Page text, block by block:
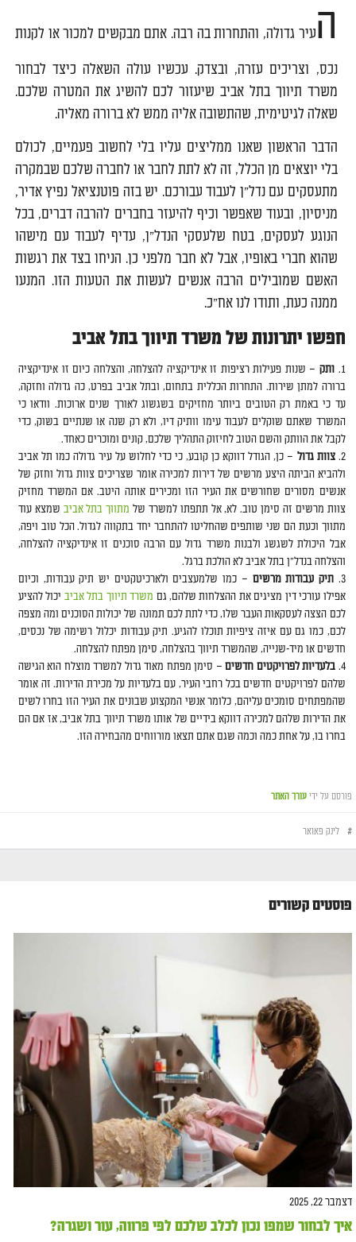
העיר גדולה, והתחרות בה רבה. אתם מבקשים למכור או לקנות
נכס, וצריכים עזרה, ובצדק. עכשיו עולה השאלה כיצד לבחור
משרד תיווך בתל אביב שיעזור לכם להשיג את המטרה שלכם.
שאלה לגיטימית, שהתשובה אליה ממש לא ברורה מאליה.
הדבר הראשון שאנו ממליצים עליו בלי לחשוב פעמיים, לכולם
בלי יוצאים מן הכלל, זה לא לתת לחבר או לחברה שלכם שבמקרה
מתעסקים עם נדל"ן לעבוד עבורכם. יש בזה פוטנציאל נפיץ אדיר,
מניסיון, ובעוד שאפשר וכיף להיעזר בחברים להרבה דברים, בכל
הנוגע לעסקים, בטח שלעסקי הנדל"ן, עדיף לעבוד עם מישהו
שהוא חברי באופיו, אבל לא חבר מלפני כן. הניחו בצד את רגשות
האשם שמובילים הרבה אנשים לעשות את הטעות הזו. המנעו
ממנה כעת, ותודו לנו אח"כ.
חפשו יתרונות של משרד תיווך בתל אביב
ותק– שנות פעילות רציפות זו אינדיקציה להצלחה, והצלחה כיום זו אינדיקציה
ברורה למתן שירות. התחרות הכללית בתחום, ובתל אביב בפרט, כה גדולה וחזקה,
עד כי באמת רק הטובים ביותר מחזיקים בשגשוג לאורך שנים ארוכות. וודאו כי
המשרד שאתם שוקלים לעבוד עימו וותיק דיו, ולא רק שנה או שנתיים בשוק, כדי
לקבל את הוותק והשם הטוב לחיזוק התהליך שלכם, קונים ומוכרים כאחד.
צוות גדול – כן, הגודל דווקא כן קובע, כי כדי לחלוש על עיר גדולה כמו תל אביב
ולהביא הביתה היצע מרשים של דירות למכירה אומר שצריכים צוות גדול וחזק של
אנשים מסורים שחורשים את העיר הזו ומכירים אותה היטב. אם המשרד מחזיק
צוות מרשים זה סימן טוב. לא, אל תתפתו למשרד של מתווך בתל אביב שמצא עוד
מתווך וכעת הם שני שותפים שהחליטו להתחבר יחד בתקווה לגדול. הכל טוב ויפה,
אבל היכולת לשגשג ולבנות משרד גדול עם הרבה סוכנים זו אינדיקציה להצלחה,
והצלחה בנדל"ן בתל אביב לא הולכת ברגל.
תיק עבודות מרשים – כמו שלמעצבים ולארכיטקטים יש תיק עבודות, וכיום
אפילו עורכי דין מציגים את ההצלחות שלהם, גם משרד תיווך בתל אביב יכול להציע
לכם הצצה לעסקאות העבר שלו, כדי לתת לכם תמונה של יכולות הסוכנים ומה מצפה
לכם, כמו גם עם איזה ציפיות תוכלו להגיע. תיק עבודות יכלול רשימה של נכסים,
חדשים או מיד-שנייה, שהמשרד תיווך בהצלחה, סימן מפתח להצלחה.
בלעדיות לפרויקטים חדשים– סימן מפתח מאוד גדול למשרד מוצלח הוא הגישה
שלהם לפרויקטים חדשים בכל רחבי העיר, עם בלעדיות על מכירת הדירות. זה אומר
שהמפתחים סומכים עליהם, כלומר אנשי המקצוע שבונים את העיר הזו בחרו לשים
את הדירות שלהם למכירה דווקא בידיים של אותו משרד תיווך בתל אביב, אז אם הם
בחרו בו, על אחת כמה וכמה שגם אתם תצאו מורווחים מהבחירה הזו.
פורסם על ידי עורך האתר
# לינק פאואר
פוסטים קשורים
דצמבר 22, 2025
איך לבחור שמפו נכון לכלב שלכם לפי פרווה, עור ושגרה?